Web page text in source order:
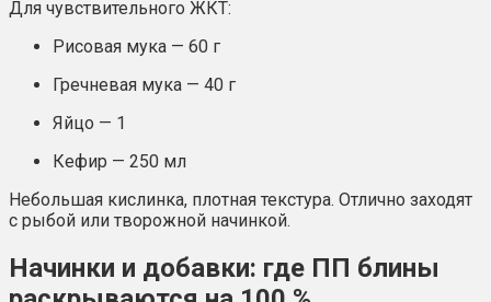
Для чувствительного ЖКТ:
Рисовая мука — 60 г
Гречневая мука — 40 г
Яйцо — 1
Кефир — 250 мл
Небольшая кислинка, плотная текстура. Отлично заходят
с рыбой или творожной начинкой.
Начинки и добавки: где ПП блины